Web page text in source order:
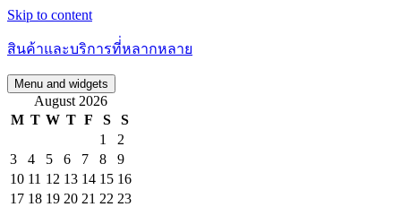
Skip to content
สินค้าและบริการที่่หลากหลาย
Menu and widgets
August 2026
M T W T F S
S
1
2
3
4 5 6 7 8
9
10 11 12 13 14 15 16
17 18 19 20 21 22 23